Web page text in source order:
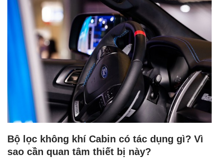
Bộ lọc không khí Cabin có tác dụng gì? Vì
sao cần quan tâm thiết bị này?